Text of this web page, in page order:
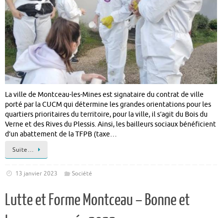
La ville de Montceau-les-Mines est signataire du contrat de ville
porté par la CUCM qui détermine les grandes orientations pour les
quartiers prioritaires du territoire, pour la ville, il s’agit du Bois du
Verne et des Rives du Plessis. Ainsi, les bailleurs sociaux bénéficient
d’un abattement de la TFPB (taxe…
Suite…
13 janvier 2023 Société
Lutte et Forme Montceau – Bonne et